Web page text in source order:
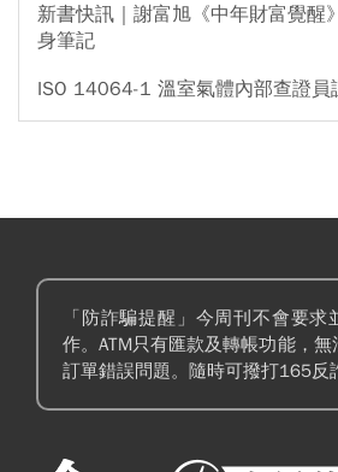
新書快訊｜謝富旭《中年財富覺醒
身筆記
ISO 14064-1 溫室氣體內部查證員
「防詐騙提醒」今周刊不會要求
作。ATM只有匯款及轉帳功能，
訂單錯誤問題。隨時可撥打165反